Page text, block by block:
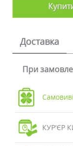
Доставка
При
КУР'ЄР